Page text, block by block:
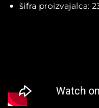
šifra proizvajalca: